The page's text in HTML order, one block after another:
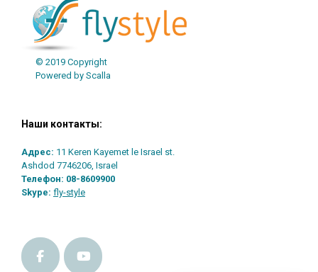
© 2019 Copyright
Powered by Scalla
Наши контакты:
Адрес: 11 Keren Kayemet le Israel st.
Ashdod 7746206, Israel
Телефон: 08-8609900
Skype: fly-style